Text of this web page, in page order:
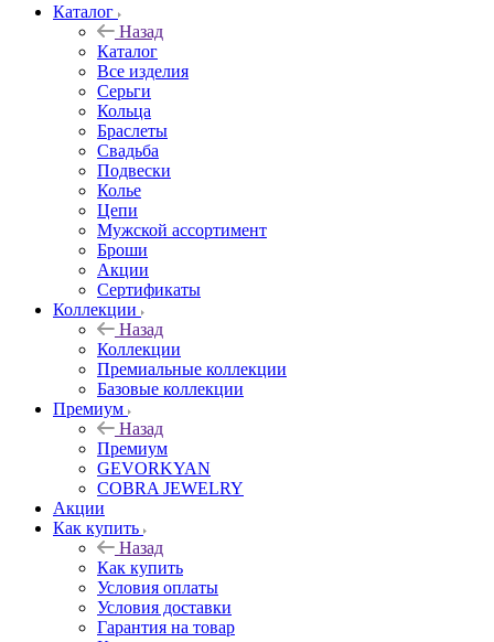
Каталог
Назад
Каталог
Все изделия
Серьги
Кольца
Браслеты
Свадьба
Подвески
Колье
Цепи
Мужской ассортимент
Броши
Акции
Сертификаты
Коллекции
Назад
Коллекции
Премиальные коллекции
Базовые коллекции
Премиум
Назад
Премиум
GEVORKYAN
COBRA JEWELRY
Акции
Как купить
Назад
Как купить
Условия оплаты
Условия доставки
Гарантия на товар